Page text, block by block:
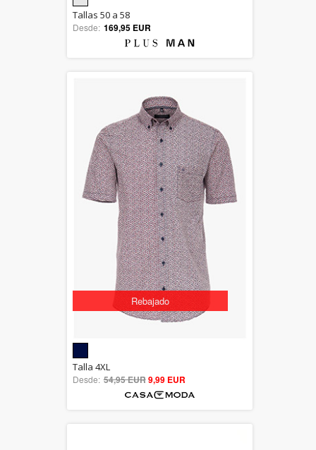
out of 5
Tallas 50 a 58
Desde: 169,95 EUR
Rebajado
out of 5
Talla 4XL
Desde: 54,95 EUR9,99 EUR